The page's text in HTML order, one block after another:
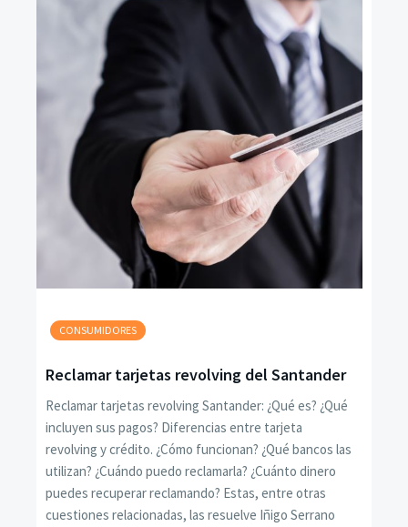
CONSUMIDORES
Reclamar tarjetas revolving del Santander
Reclamar tarjetas revolving Santander: ¿Qué es? ¿Qué
incluyen sus pagos? Diferencias entre tarjeta
revolving y crédito. ¿Cómo funcionan? ¿Qué bancos las
utilizan? ¿Cuándo puedo reclamarla? ¿Cuánto dinero
puedes recuperar reclamando? Estas, entre otras
cuestiones relacionadas, las resuelve Iñigo Serrano